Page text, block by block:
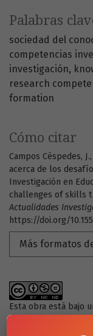
Palabras
sociedad del
competencias
investigación
research
formation
Cómo citar
Campos Céspedes,
acerca de los
Investigación en
challenges of skills
Actualidades
https://doi.org/
Más formatos
Esta obra está bajo